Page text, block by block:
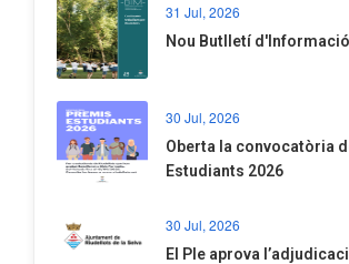
31 Jul, 2026
Nou Butlletí
30 Jul, 2026
Oberta la convocatòria
Estudiants 2026
30 Jul, 2026
El Ple aprova